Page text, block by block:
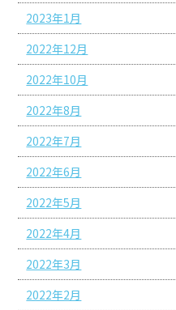
2023年1月
2022年12月
2022年10月
2022年8月
2022年7月
2022年6月
2022年5月
2022年4月
2022年3月
2022年2月